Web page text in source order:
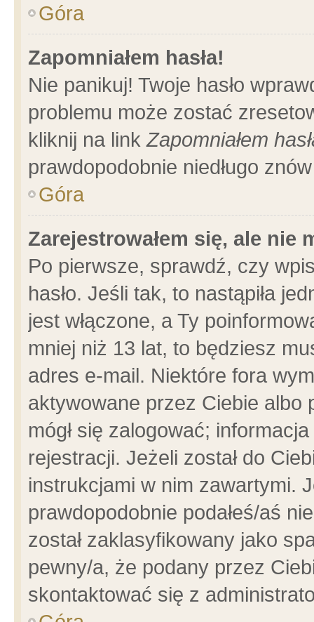
Góra
Zapomniałem hasła!
Nie panikuj! Twoje hasło
problemu może zostać
kliknij na linkZapomniałem
prawdopodobnie niedługo
Góra
Zarejestrowałem się, ale nie
Po pierwsze, sprawdź, czy
hasło. Jeśli tak, to nastąpiła
jest włączone, a Ty
mniej niż 13 lat, to będziesz
adres e-mail. Niektóre fora
aktywowane przez Ciebie albo
mógł się zalogować;
rejestracji. Jeżeli został do
instrukcjami w nim zawartymi.
prawdopodobnie podałeś/aś
został zaklasyfikowany jako
pewny/a, że podany przez
skontaktować się z